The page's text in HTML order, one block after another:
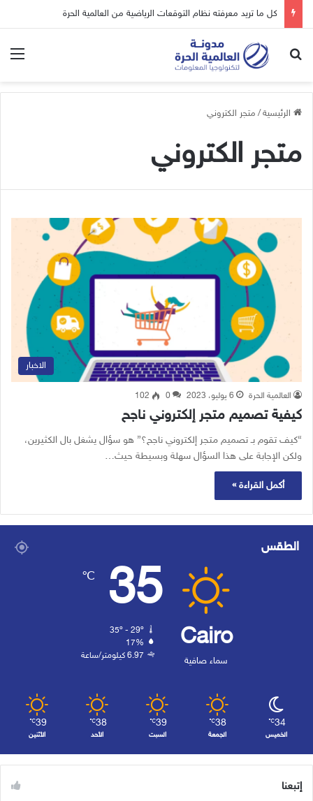
كل ما تريد معرفته نظام التوقعات الرياضية من العالمية الحرة
بحث عن
الرئيسية/ متجر الكتروني
متجر الكتروني
الاخبار
العالمية الحرة 6 يوليو، 2023 0
102
كيفية تصميم متجر إلكتروني ناجح
“كيف تقوم بـ تصميم متجر إلكتروني ناجح؟” هو سؤال يشغل بال الكثيرين،
ولكن الإجابة على هذا السؤال سهلة وبسيطة حيث…
أكمل القراءة »
الطقس
Cairo
سماء صافية
35
℃
35º - 29º
17%
6.97 كيلومتر/ساعة
34
℃
الخميس
38
℃
الجمعة
39
℃
السبت
38
℃
الأحد
39
℃
الأثنين
إتبعنا